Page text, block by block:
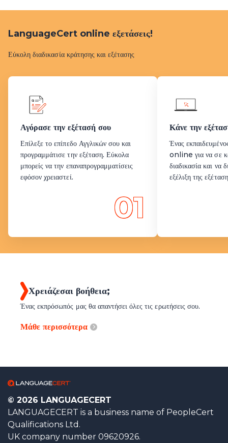
LanguageCert online εξετάσεις!
Εύκολη διαδικασία κράτησης και εξέτασης
Αγόρασε την εξέτασή σου
Επίλεξε το επίπεδο Αγγλικών σου και
προγραμμάτισε την εξέταση. Εύκολα
μπορείς να την επαναπρογραμματίσεις
εφόσον χρειαστεί.
01
Κάνε την
Ένας
online για να σε
διαδικασία και να
εξέλιξη της
Χρειάζεσαι βοήθεια;
Ένας εκπρόσωπός μας θα απαντήσει όλες τις ερωτήσεις σου.
Μάθε περισσότερα
© 2026 LANGUAGECERT
LANGUAGECERT is a business name of PeopleCert
Qualifications Ltd.
UK company number 09620926.